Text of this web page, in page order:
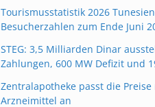
Tourismusstatistik 2026
Besucherzahlen zum Ende Juni
STEG: 3,5 Milliarden Dinar
Zahlungen, 600 MW Defizit und
Zentralapotheke passt die
Arzneimittel an